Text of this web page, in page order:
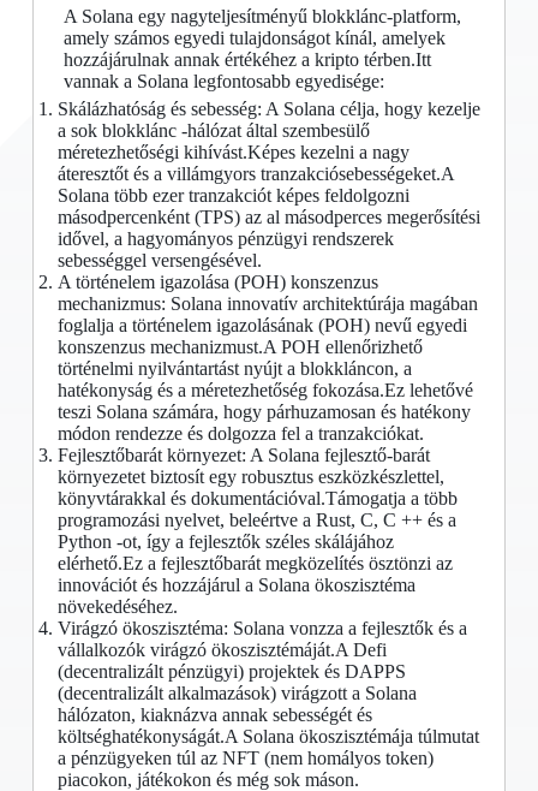
A Solana egy nagyteljesítményű blokklánc-platform,
amely számos egyedi tulajdonságot kínál, amelyek
hozzájárulnak annak értékéhez a kripto térben.Itt
vannak a Solana legfontosabb egyedisége:
Skálázhatóság és sebesség: A Solana célja, hogy kezelje
a sok blokklánc -hálózat által szembesülő
méretezhetőségi kihívást.Képes kezelni a nagy
áteresztőt és a villámgyors tranzakciósebességeket.A
Solana több ezer tranzakciót képes feldolgozni
másodpercenként (TPS) az al másodperces megerősítési
idővel, a hagyományos pénzügyi rendszerek
sebességgel versengésével.
A történelem igazolása (POH) konszenzus
mechanizmus: Solana innovatív architektúrája magában
foglalja a történelem igazolásának (POH) nevű egyedi
konszenzus mechanizmust.A POH ellenőrizhető
történelmi nyilvántartást nyújt a blokkláncon, a
hatékonyság és a méretezhetőség fokozása.Ez lehetővé
teszi Solana számára, hogy párhuzamosan és hatékony
módon rendezze és dolgozza fel a tranzakciókat.
Fejlesztőbarát környezet: A Solana fejlesztő-barát
környezetet biztosít egy robusztus eszközkészlettel,
könyvtárakkal és dokumentációval.Támogatja a több
programozási nyelvet, beleértve a Rust, C, C ++ és a
Python -ot, így a fejlesztők széles skálájához
elérhető.Ez a fejlesztőbarát megközelítés ösztönzi az
innovációt és hozzájárul a Solana ökoszisztéma
növekedéséhez.
Virágzó ökoszisztéma: Solana vonzza a fejlesztők és a
vállalkozók virágzó ökoszisztémáját.A Defi
(decentralizált pénzügyi) projektek és DAPPS
(decentralizált alkalmazások) virágzott a Solana
hálózaton, kiaknázva annak sebességét és
költséghatékonyságát.A Solana ökoszisztémája túlmutat
a pénzügyeken túl az NFT (nem homályos token)
piacokon, játékokon és még sok máson.